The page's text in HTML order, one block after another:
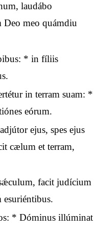
laudábo
meo quámdiu
* in fíliis
in terram suam: *
eórum.
ejus, spes ejus
cælum et terram,
facit judícium
* Dóminus illúminat